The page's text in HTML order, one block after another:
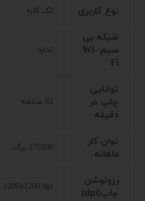
نوع کاربری تک کاره
شبکه بی
سیم Wi-
Fi
ندارد
توانایی
چاپ در
دقیقه
61 صفحه
توان کار
ماهانه
275000 برگ
رزولوشن
چاپ(dpi)
1200x1200 dpi